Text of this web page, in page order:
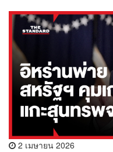
2 เมษายน 2026